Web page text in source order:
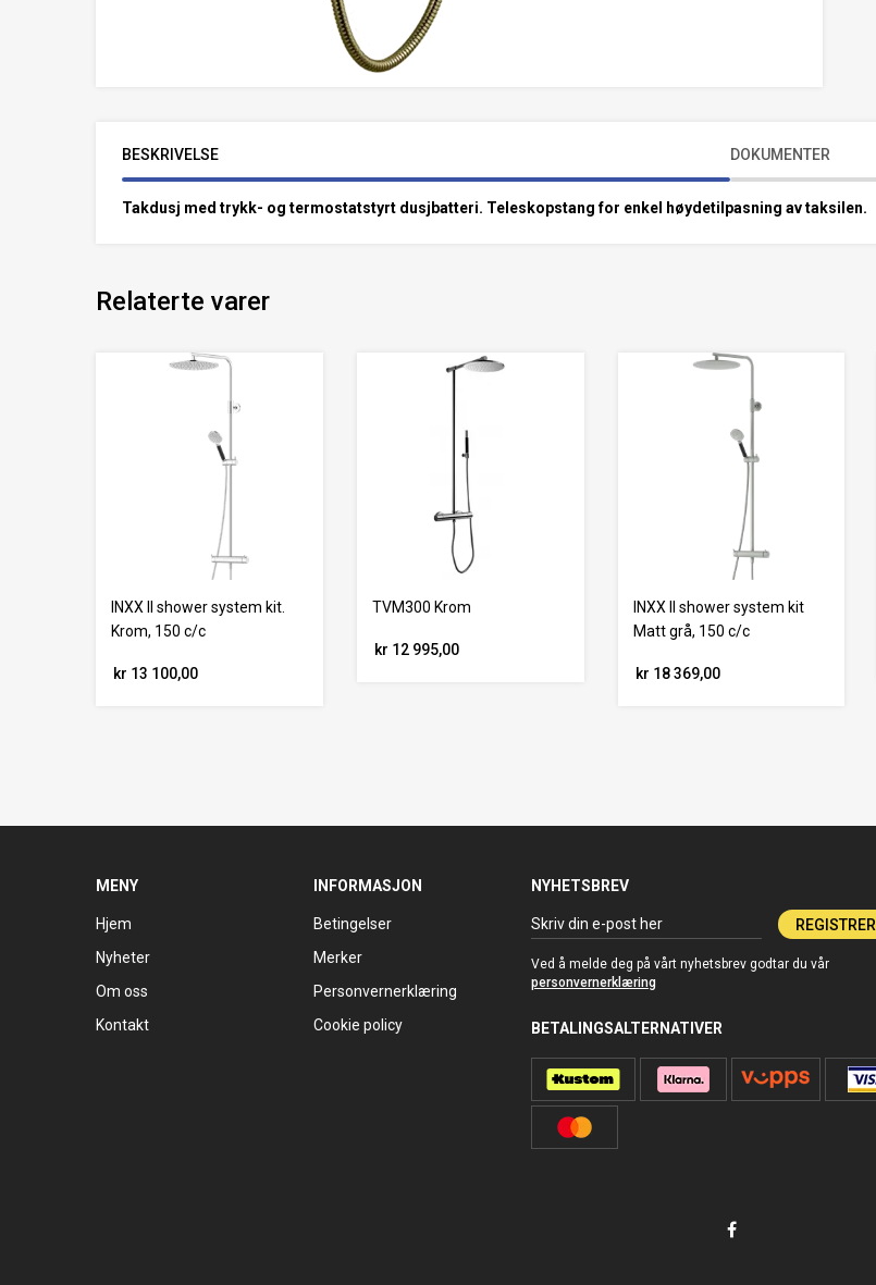
BESKRIVELSE DOKUMENTER
Takdusj med trykk- og termostatstyrt dusjbatteri. Teleskopstang for enkel høydetilpasning av taksilen.
Relaterte varer
INXX II shower system kit.
Krom, 150 c/c
kr 13 100,00
TVM300 Krom
kr 12 995,00
INXX II shower system kit
Matt grå, 150 c/c
kr 18 369,00
MENY
Hjem
Nyheter
Om oss
Kontakt
INFORMASJON
Betingelser
Merker
Personvernerklæring
Cookie policy
NYHETSBREV
REGISTRER
Ved å melde deg på vårt nyhetsbrev godtar du vår
personvernerklæring
BETALINGSALTERNATIVER